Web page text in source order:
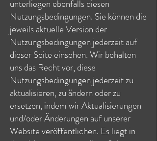
unterliegen ebenfalls diesen
Nutzungsbedingungen. Sie können die
jeweils aktuelle Version der
Nutzungsbedingungen jederzeit auf
dieser Seite einsehen. Wir behalten
uns das Recht vor, diese
Nutzungsbedingungen jederzeit zu
aktualisieren, zu ändern oder zu
ersetzen, indem wir Aktualisierungen
und/oder Änderungen auf unserer
Website veröffentlichen. Es liegt in